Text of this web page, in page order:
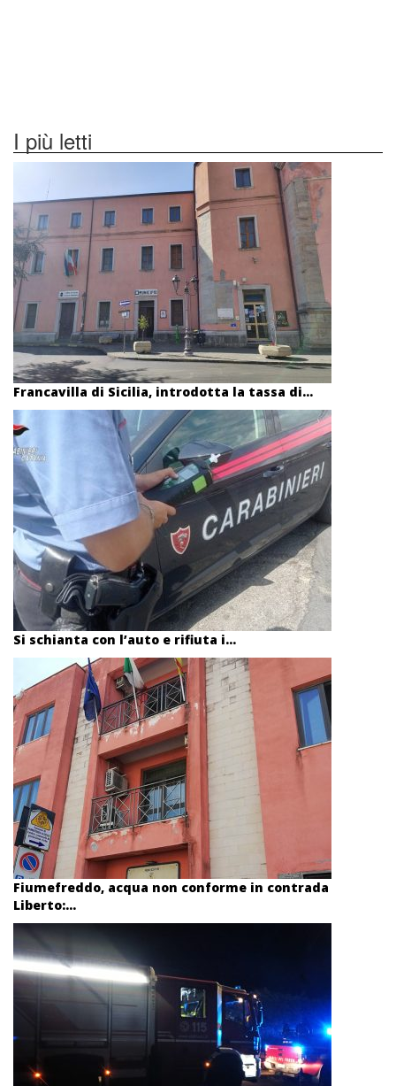
I più letti
Francavilla di Sicilia, introdotta la tassa di...
Si schianta con l’auto e rifiuta i...
Fiumefreddo, acqua non conforme in contrada
Liberto:...